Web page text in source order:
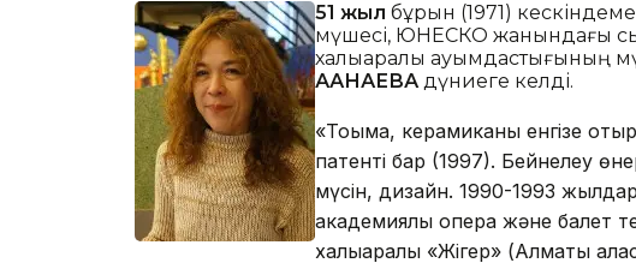
51 жыл бұрын (1971)
мүшесі, ЮНЕСКО жанындағы
халықаралық қауымдастығының
АҚАНАЕВА дүниеге келді.
«Тоқыма, керамиканы енгізе
патенті бар (1997). Бейнелеу
мүсін, дизайн. 1990-1993
академиялық опера және балет
халықаралық «Жігер» (Алматы